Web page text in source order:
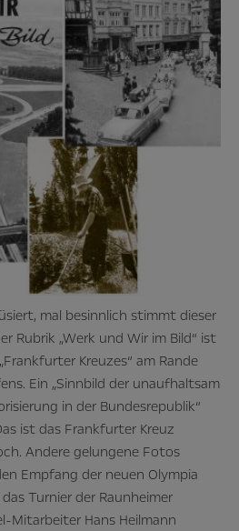
mal besinnlich stimmt dieser
Rubrik „Werk und Wir im Bild“ ist
Kreuzes“ am Rande
Ein „Sinnbild der unaufhaltsam
in der Bundesrepublik“
ist das Frankfurter Kreuz
Andere gelungene Fotos
Empfang der neuen Olympia
Turnier der Raunheimer
Mitarbeiter Hans Heilmann